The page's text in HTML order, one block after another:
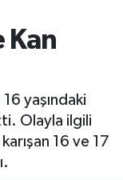
Kan
yaşındaki
Olayla ilgili
16 ve 17